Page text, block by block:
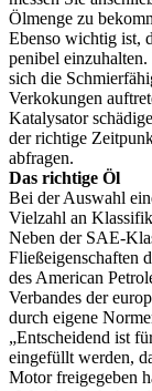
Ölmenge zu
Ebenso wichtig ist,
penibel
sich die
Verkokungen
Katalysator
der richtige
abfragen.
Das richtige Öl
Bei der Auswahl
Vielzahl an
Neben der SAE-
Fließeigenschaften
des American
Verbandes der
durch eigene
„Entscheidend ist
eingefüllt werden,
Motor freigegeben